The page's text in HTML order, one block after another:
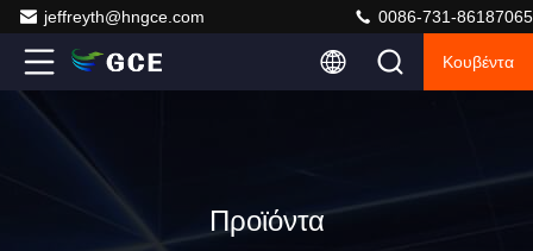
jeffreyth@hngce.com 0086-731-86187065
Κουβέντα
Προϊόντα